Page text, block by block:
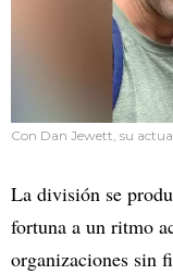
Con Dan Jewett, su
La división se
fortuna a un ritmo
organizaciones sin